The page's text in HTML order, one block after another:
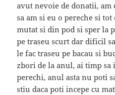
avut nevoie de donatii,
sa am si eu o pereche si
mutat si din pod si sper la
pe traseu scurt dar dificil
le fac traseu pe bacau si
zbori de la anul, ai timp
perechi, anul asta nu poti
stiu daca poti incepe cu